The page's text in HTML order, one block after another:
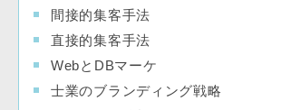
間接的集客手法
直接的集客手法
WebとDBマーケ
士業のブランディング戦略